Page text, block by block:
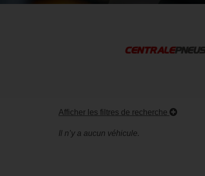
Afficher les filtres de recherche
Il n’y a aucun véhicule.